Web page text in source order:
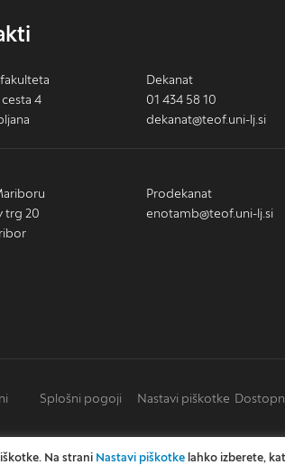
4
Dekanat
01 434 58 10
dekanat@teof.uni-lj.si
trg 20
Prodekanat
enotamb@teof.uni-lj.si
Splošni pogoji Nastavi piškotke
Na strani Nastavi piškotke lahko izberete,